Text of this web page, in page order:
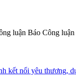
luận Báo Công luận